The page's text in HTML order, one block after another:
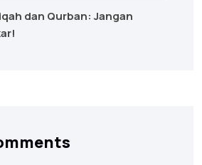
dan Qurban: Jangan